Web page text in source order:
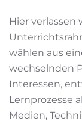
Hier verlassen
wählen aus
wechselnden
Interessen,
Lernprozesse
Medien,